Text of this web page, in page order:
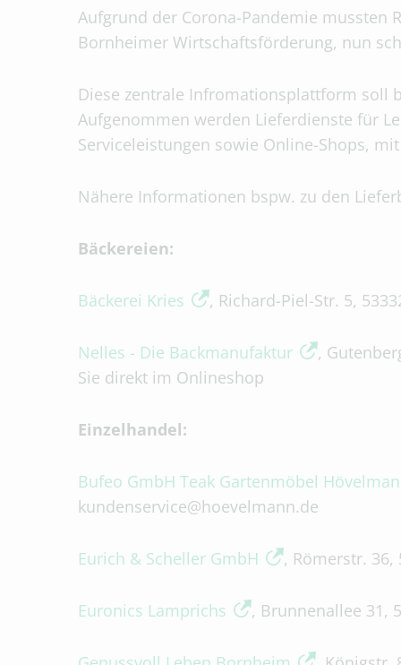
Aufgrund der Corona-Pandemie mussten
Bornheimer Wirtschaftsförderung, nun
Diese zentrale Infromationsplattform soll
Aufgenommen werden Lieferdienste für
Serviceleistungen sowie Online-Shops,
Nähere Informationen bspw. zu den
Bäckereien:
Bäckerei Kries , Richard-Piel-Str. 5,
Nelles - Die Backmanufaktur
,
Sie direkt im Onlineshop
Einzelhandel:
Bufeo GmbH Teak Gartenmöbel
kundenservice@hoevelmann.de
Eurich & Scheller GmbH , Römerstr.
Euronics Lamprichs , Brunnenallee 31,